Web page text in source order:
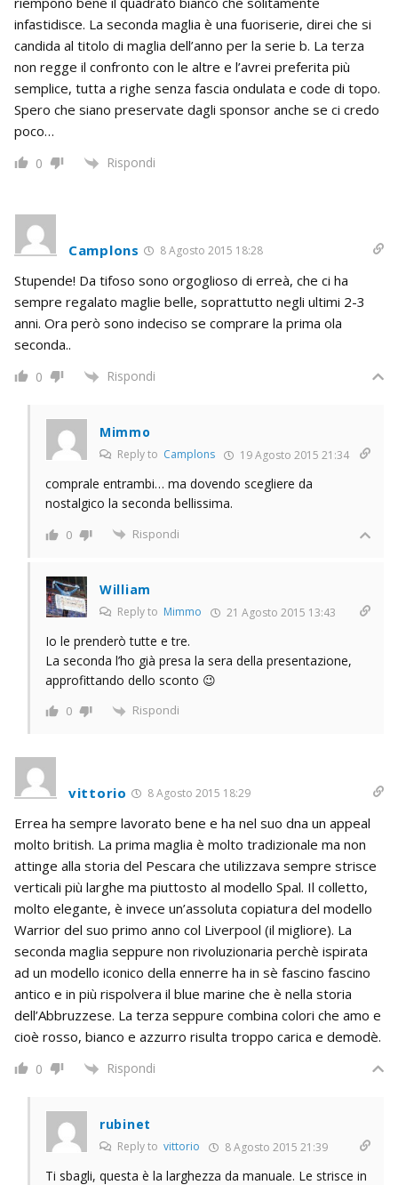
infastidisce. La seconda maglia è una fuoriserie, direi che si
candida al titolo di maglia dell’anno per la serie b. La terza
non regge il confronto con le altre e l’avrei preferita più
semplice, tutta a righe senza fascia ondulata e code di topo.
Spero che siano preservate dagli sponsor anche se ci credo
poco…
0 Rispondi
Camplons 8 Agosto 2015 18:28
Stupende! Da tifoso sono orgoglioso di erreà, che ci ha
sempre regalato maglie belle, soprattutto negli ultimi 2-3
anni. Ora però sono indeciso se comprare la prima ola
seconda..
0 Rispondi
Mimmo
Reply to Camplons 19 Agosto 2015 21:34
comprale entrambi… ma dovendo scegliere da
nostalgico la seconda bellissima.
0 Rispondi
William
Reply to Mimmo 21 Agosto 2015 13:43
Io le prenderò tutte e tre.
La seconda l’ho già presa la sera della presentazione,
approfittando dello sconto 😉
0 Rispondi
vittorio 8 Agosto 2015 18:29
Errea ha sempre lavorato bene e ha nel suo dna un appeal
molto british. La prima maglia è molto tradizionale ma non
attinge alla storia del Pescara che utilizzava sempre strisce
verticali più larghe ma piuttosto al modello Spal. Il colletto,
molto elegante, è invece un’assoluta copiatura del modello
Warrior del suo primo anno col Liverpool (il migliore). La
seconda maglia seppure non rivoluzionaria perchè ispirata
ad un modello iconico della ennerre ha in sè fascino fascino
antico e in più rispolvera il blue marine che è nella storia
dell’Abbruzzese. La terza seppure combina colori che amo e
cioè rosso, bianco e azzurro risulta troppo carica e demodè.
0 Rispondi
rubinet
Reply to vittorio 8 Agosto 2015 21:39
Ti sbagli, questa è la larghezza da manuale. Le strisce in